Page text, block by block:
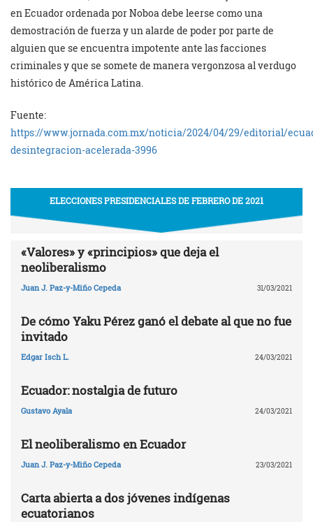
en Ecuador ordenada por Noboa debe leerse como una
demostración de fuerza y un alarde de poder por parte de
alguien que se encuentra impotente ante las facciones
criminales y que se somete de manera vergonzosa al verdugo
histórico de América Latina.
Fuente:
https://www.jornada.com.mx/noticia/2024/04/29/editorial/
desintegracion-acelerada-3996
ELECCIONES PRESIDENCIALES DE FEBRERO DE 2021
«Valores» y «principios» que deja el
neoliberalismo
Juan J. Paz-y-Miño Cepeda 31/03/2021
De cómo Yaku Pérez ganó el debate al que no fue
invitado
Edgar Isch L. 24/03/2021
Ecuador: nostalgia de futuro
Gustavo Ayala 24/03/2021
El neoliberalismo en Ecuador
Juan J. Paz-y-Miño Cepeda 23/03/2021
Carta abierta a dos jóvenes indígenas
ecuatorianos